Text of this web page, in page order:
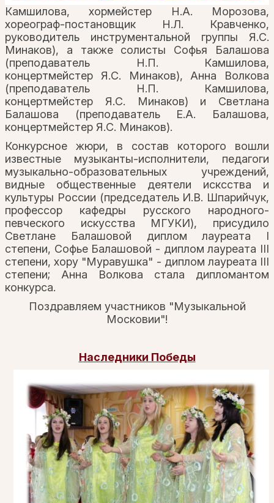
Камшилова, хормейстер Н.А. Морозова,
хореограф-постановщик Н.Л. Кравченко,
руководитель инструментальной группы Я.С.
Минаков), а также солисты Софья Балашова
(преподаватель Н.П. Камшилова,
концертмейстер Я.С. Минаков), Анна Волкова
(преподаватель Н.П. Камшилова,
концертмейстер Я.С. Минаков) и Светлана
Балашова (преподаватель Е.А. Балашова,
концертмейстер Я.С. Минаков).
Конкурсное жюри, в состав которого вошли
известные музыканты-исполнители, педагоги
музыкально-образовательных учреждений,
видные общественные деятели исксства и
культуры России (председатель И.В. Шпарийчук,
профессор кафедры русского народного-
певческого искусства МГУКИ), присудило
Светлане Балашовой диплом лауреата I
степени, Софье Балашовой - диплом лауреата III
степени, хору "Муравушка" - диплом лауреата III
степени; Анна Волкова стала дипломантом
конкурса.
Поздравляем участников "Музыкальной
Московии"!
Наследники Победы